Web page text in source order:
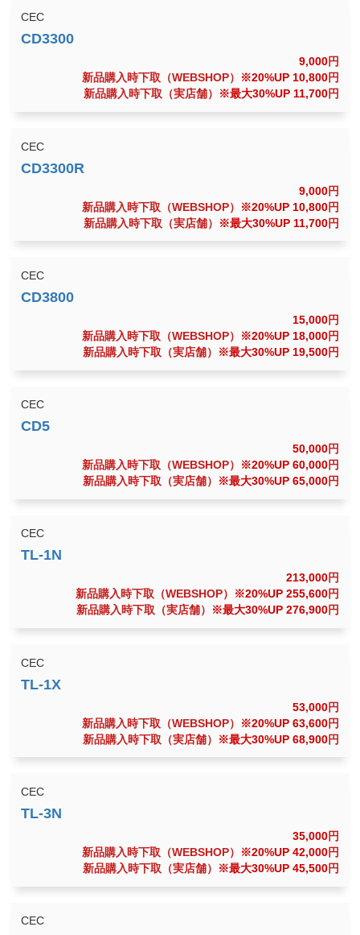
CEC
9,000円
新品購入時下取（WEBSHOP）
※20%UP 10,800円
新品購入時下取（実店舗）
※最大30%UP 11,700円
CEC
9,000円
新品購入時下取（WEBSHOP）
※20%UP 10,800円
新品購入時下取（実店舗）
※最大30%UP 11,700円
CEC
15,000円
新品購入時下取（WEBSHOP）
※20%UP 18,000円
新品購入時下取（実店舗）
※最大30%UP 19,500円
CEC
50,000円
新品購入時下取（WEBSHOP）
※20%UP 60,000円
新品購入時下取（実店舗）
※最大30%UP 65,000円
CEC
213,000円
新品購入時下取（WEBSHOP）
※20%UP 255,600円
新品購入時下取（実店舗）
※最大30%UP 276,900円
CEC
53,000円
新品購入時下取（WEBSHOP）
※20%UP 63,600円
新品購入時下取（実店舗）
※最大30%UP 68,900円
CEC
35,000円
新品購入時下取（WEBSHOP）
※20%UP 42,000円
新品購入時下取（実店舗）
※最大30%UP 45,500円
CEC